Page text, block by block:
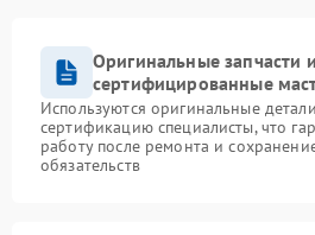
Оригинальные запчасти и
сертифицированные
Используются оригинальные
сертификацию специалисты, что
работу после ремонта и
обязательств